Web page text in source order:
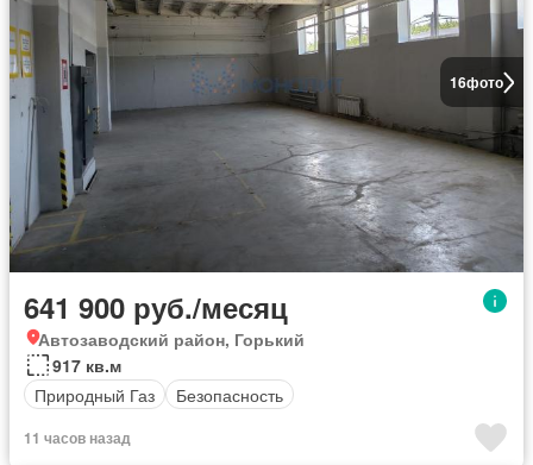
16фото
641 900 руб./месяц
Автозаводский район, Горький
917 кв.м
Природный Газ
Безопасность
11 часов назад